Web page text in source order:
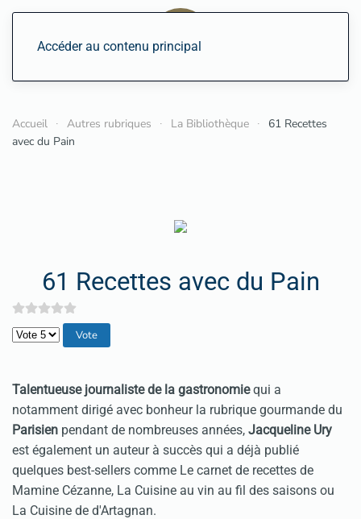
Accéder au contenu principal
Accueil Autres rubriques La Bibliothèque
61 Recettes
avec du Pain
61 Recettes avec du Pain
Veuillez voter
Talentueuse journaliste de la gastronomiequi a
notamment dirigé avec bonheur la rubrique gourmande du
Parisien pendant de nombreuses années, Jacqueline Ury
est également un auteur à succès qui a déjà publié
quelques best-sellers comme Le carnet de recettes de
Mamine Cézanne, La Cuisine au vin au fil des saisons ou
La Cuisine de d'Artagnan.